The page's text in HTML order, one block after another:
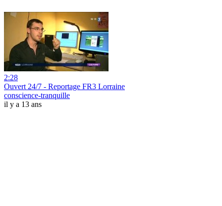
2:28
Ouvert 24/7 - Reportage FR3 Lorraine
conscience-tranquille
il y a 13 ans